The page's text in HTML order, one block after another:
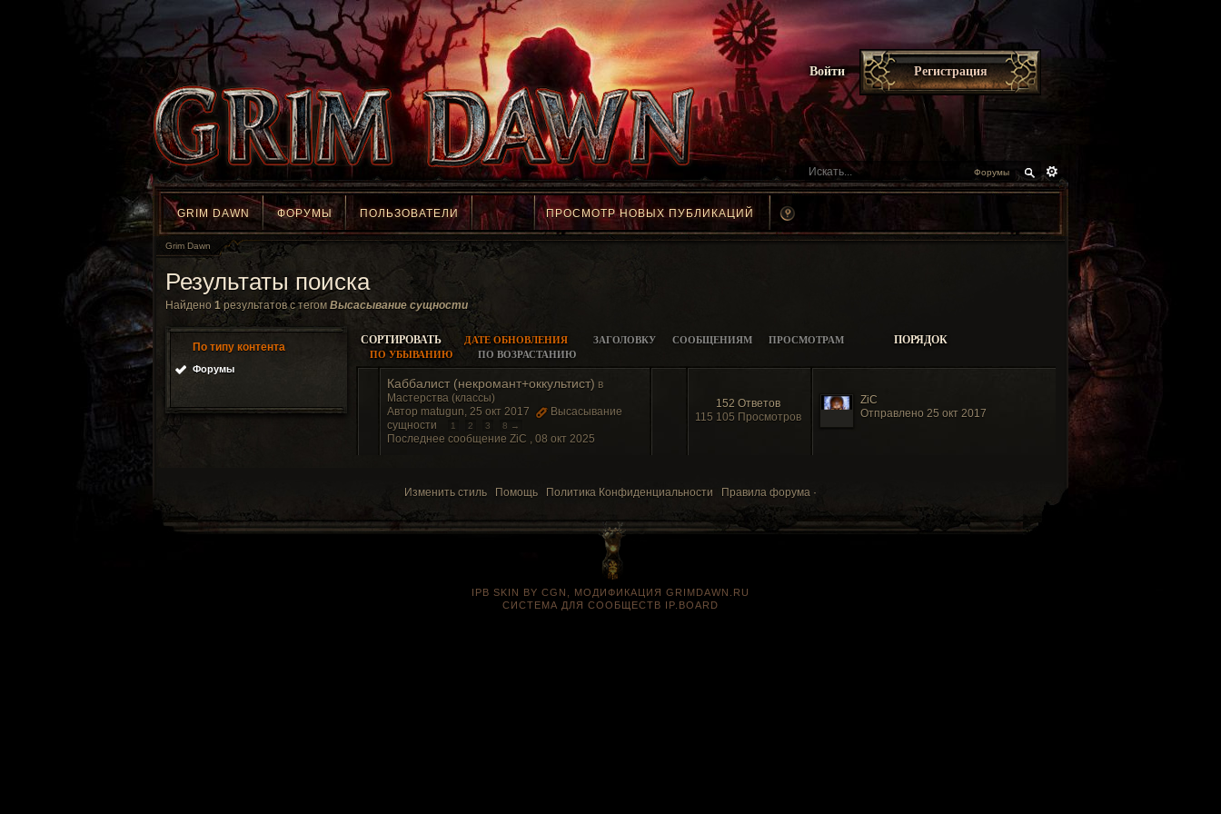
Войти Регистрация
Форумы
ПРОСМОТР НОВЫХ ПУБЛИКАЦИЙ
GRIM DAWN ФОРУМЫ ПОЛЬЗОВАТЕЛИ
Grim Dawn
Результаты поиска
Найдено 1результатов с тегом Высасывание сущности
По типу контента
Форумы
СОРТИРОВАТЬ ДАТЕ ОБНОВЛЕНИЯ ЗАГОЛОВКУ СООБЩЕНИЯМ ПРОСМОТРАМ ПОРЯДОК
ПО УБЫВАНИЮ ПО ВОЗРАСТАНИЮ
Каббалист (некромант+оккультист) в
Мастерства (классы)
Автор matugun, 25 окт 2017
Высасывание
сущности
1 2 3 8 →
Последнее сообщение ZiC , 08 окт 2025
152 Ответов
115 105 Просмотров
ZiC
Отправлено 25 окт 2017
Изменить стиль Помощь Политика Конфиденциальности Правила форума ·
IPB SKIN BY CGN, МОДИФИКАЦИЯ GRIMDAWN.RU
СИСТЕМА ДЛЯ СООБЩЕСТВ IP.BOARD